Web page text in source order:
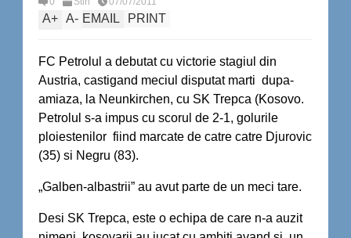
A+ A- EMAIL PRINT
FC Petrolul a debutat cu victorie stagiul din
Austria, castigand meciul disputat marti dupa-
amiaza, la Neunkirchen, cu SK Trepca (Kosovo.
Petrolul s-a impus cu scorul de 2-1, golurile
ploiestenilor fiind marcate de catre catre Djurovic
(35) si Negru (83).
„Galben-albastrii” au avut parte de un meci tare.
Desi SK Trepca, este o echipa de care n-a auzit